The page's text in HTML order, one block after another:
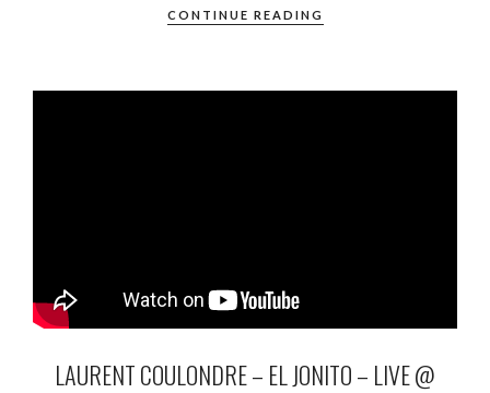
CONTINUE READING
LAURENT COULONDRE – EL JONITO – LIVE @